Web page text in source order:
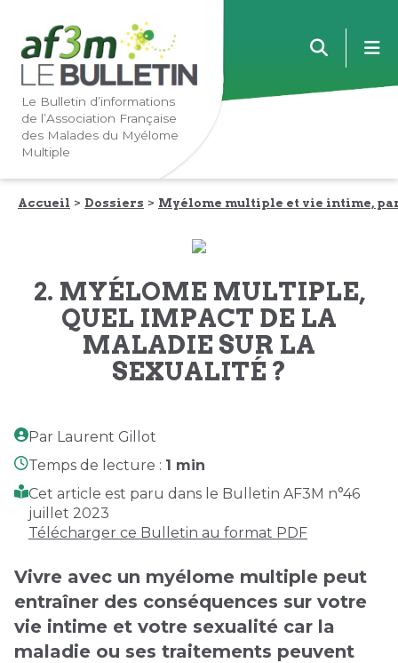
Lien
vers
navigation
principale
Lien
vers
contenu
principal
Le Bulletin d’informations
de l’Association Française
des Malades du Myélome
Multiple
Accueil Dossiers Myélome multiple et vie intime,
2. MYÉLOME MULTIPLE,
QUEL IMPACT DE LA
MALADIE SUR LA
SEXUALITÉ ?
Par Laurent Gillot
Temps de lecture : 1 min
Cet article est paru dans le Bulletin AF3M n°46
juillet 2023
Télécharger ce Bulletin au format PDF
Vivre avec un myélome multiple peut
entraîner des conséquences sur votre
vie intime et votre sexualité car la
maladie ou ses traitements peuvent